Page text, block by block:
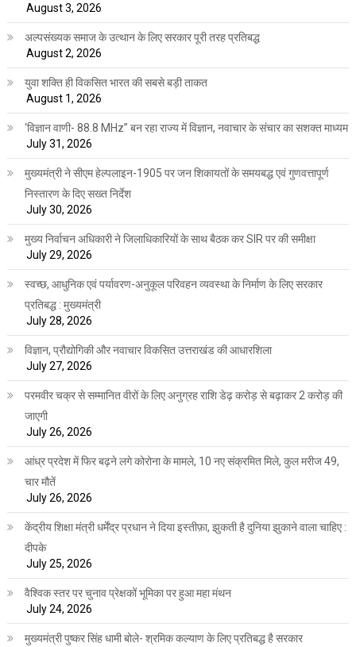
August 3, 2026
अल्पसंख्यक समाज के उत्थान के लिए सरकार पूरी तरह प्रतिबद्ध
August 2, 2026
युवा शक्ति ही विकसित भारत की सबसे बड़ी ताकत
August 1, 2026
‘विज्ञान वाणी- 88.8 MHz” बन रहा राज्य में विज्ञान, नवाचार के संचार का सशक्त माध्यम
July 31, 2026
मुख्यमंत्री ने सीएम हेल्पलाइन-1905 पर जन शिकायतों के समयबद्ध एवं गुणवत्तापूर्ण
निस्तारण के दिए सख्त निर्देश
July 30, 2026
मुख्य निर्वाचन अधिकारी ने जिलाधिकारियों के साथ बैठक कर SIR पर की समीक्षा
July 29, 2026
स्वच्छ, आधुनिक एवं पर्यावरण-अनुकूल परिवहन व्यवस्था के निर्माण के लिए सरकार
प्रतिबद्ध : मुख्यमंत्री
July 28, 2026
विज्ञान, प्रौद्योगिकी और नवाचार विकसित उत्तराखंड की आधारशिला
July 27, 2026
परमवीर चक्र से सम्मानित वीरों के लिए अनुग्रह राशि डेढ़ करोड़ से बढ़ाकर 2 करोड़ की
जाएगी
July 26, 2026
आंध्र प्रदेश में फिर बढ़ने लगे कोरोना के मामले, 10 नए संक्रमित मिले, कुल मरीज 49,
चार मौतें
July 26, 2026
केंद्रीय शिक्षा मंत्री धर्मेंद्र प्रधान ने दिया इस्तीफ़ा, झुकती है दुनिया झुकाने वाला चाहिए :
दीपके
July 25, 2026
वैश्विक स्तर पर चुनाव प्रेक्षकों भूमिका पर हुआ महा मंथन
July 24, 2026
मुख्यमंत्री पुष्कर सिंह धामी बोले- श्रमिक कल्याण के लिए प्रतिबद्ध है सरकार